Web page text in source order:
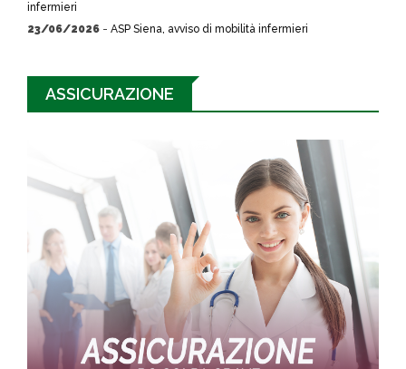
infermieri
23/06/2026 - ASP Siena, avviso di mobilità infermieri
ASSICURAZIONE